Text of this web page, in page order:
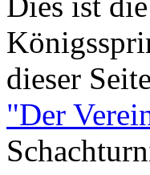
dieser
"Der